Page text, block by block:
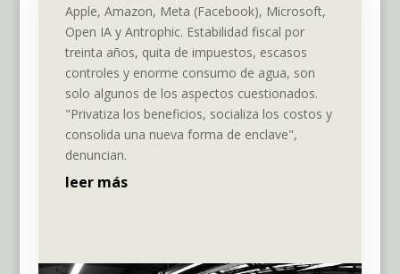
Apple, Amazon, Meta (Facebook), Microsoft,
Open IA y Antrophic. Estabilidad fiscal por
treinta años, quita de impuestos, escasos
controles y enorme consumo de agua, son
solo algunos de los aspectos cuestionados.
"Privatiza los beneficios, socializa los costos y
consolida una nueva forma de enclave",
denuncian.
leer más